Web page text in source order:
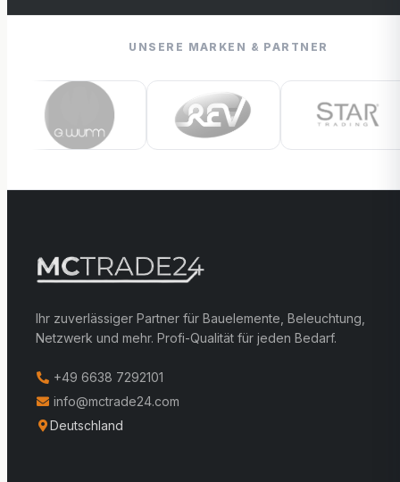
UNSERE MARKEN & PARTNER
Ihr zuverlässiger Partner für Bauelemente, Beleuchtung,
Netzwerk und mehr. Profi-Qualität für jeden Bedarf.
+49 6638 7292101
info@mctrade24.com
Deutschland